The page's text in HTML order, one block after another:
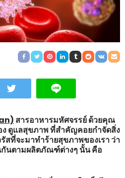
สารอาหารมหัศจรรย์ ด้วยคุณ
ดูแลสุขภาพ ที่สำคัญคอยกำจัดสิ่ง
สที่จะมาทำร้ายสุขภาพของเรา ว่า
กันตามผลิตภัณฑ์ต่างๆ นั้น คือ